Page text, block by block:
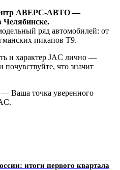
АВЕРС-АВТО —
ряд автомобилей: от
пикапов T9.
и характер JAC лично —
почувствуйте, что значит
— Ваша точка уверенного
итоги первого квартала